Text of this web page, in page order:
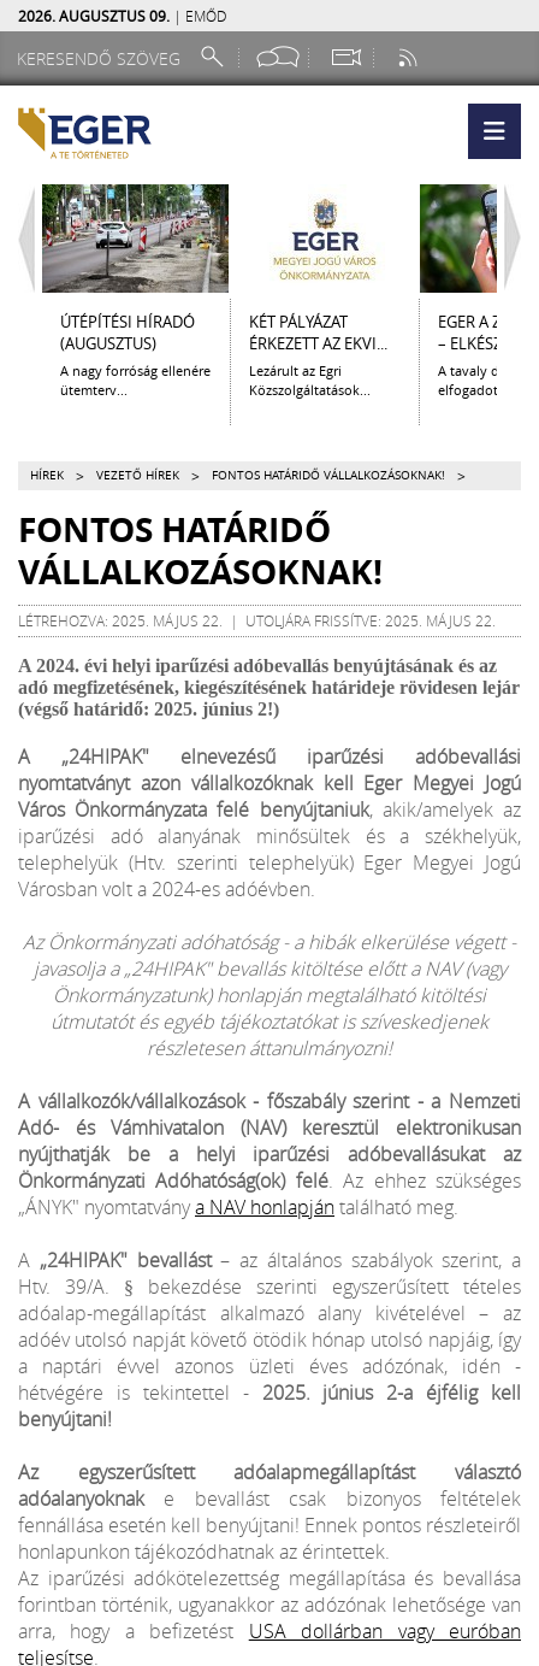
2026. AUGUSZTUS 09. | EMŐD
ÚTÉPÍTÉSI HÍRADÓ
(AUGUSZTUS)
A nagy forróság ellenére
ütemterv...
KÉT PÁLYÁZAT
ÉRKEZETT AZ EKVI...
Lezárult az Egri
Közszolgáltatások...
EGER A
– ELKÉSZÜLT
A tavaly
elfogadott
HÍREK > VEZETŐ HÍREK > FONTOS HATÁRIDŐ VÁLLALKOZÁSOKNAK! >
FONTOS HATÁRIDŐ
VÁLLALKOZÁSOKNAK!
LÉTREHOZVA: 2025. MÁJUS 22. | UTOLJÁRA FRISSÍTVE: 2025. MÁJUS 22.
A 2024. évi helyi iparűzési adóbevallás benyújtásának és az
adó megfizetésének, kiegészítésének határideje rövidesen lejár
(végső határidő: 2025. június 2!)
A „24HIPAK" elnevezésű iparűzési adóbevallási
nyomtatványt azon vállalkozóknak kell Eger Megyei Jogú
Város Önkormányzata felé benyújtaniuk, akik/amelyek az
iparűzési adó alanyának minősültek és a székhelyük,
telephelyük (Htv. szerinti telephelyük) Eger Megyei Jogú
Városban volt a 2024-es adóévben.
Az Önkormányzati adóhatóság - a hibák elkerülése végett -
javasolja a „24HIPAK" bevallás kitöltése előtt a NAV (vagy
Önkormányzatunk) honlapján megtalálható kitöltési
útmutatót és egyéb tájékoztatókat is szíveskedjenek
részletesen áttanulmányozni!
A vállalkozók/vállalkozások - főszabály szerint - a Nemzeti
Adó- és Vámhivatalon (NAV) keresztül elektronikusan
nyújthatják be a helyi iparűzési adóbevallásukat az
Önkormányzati Adóhatóság(ok) felé. Az ehhez szükséges
„ÁNYK" nyomtatványa NAV honlapjántalálható meg.
A „24HIPAK" bevallást– az általános szabályok szerint, a
Htv. 39/A. § bekezdése szerinti egyszerűsített tételes
adóalap-megállapítást alkalmazó alany kivételével – az
adóév utolsó napját követő ötödik hónap utolsó napjáig, így
a naptári évvel azonos üzleti éves adózónak, idén -
hétvégére is tekintettel - 2025. június 2-a éjfélig kell
benyújtani!
Az egyszerűsített adóalapmegállapítást választó
adóalanyoknake bevallást csak bizonyos feltételek
fennállása esetén kell benyújtani! Ennek pontos részleteiről
honlapunkon tájékozódhatnak az érintettek.
Az iparűzési adókötelezettség megállapítása és bevallása
forintban történik, ugyanakkor az adózónak lehetősége van
arra, hogy a befizetést USA dollárban vagy euróban
teljesítse.